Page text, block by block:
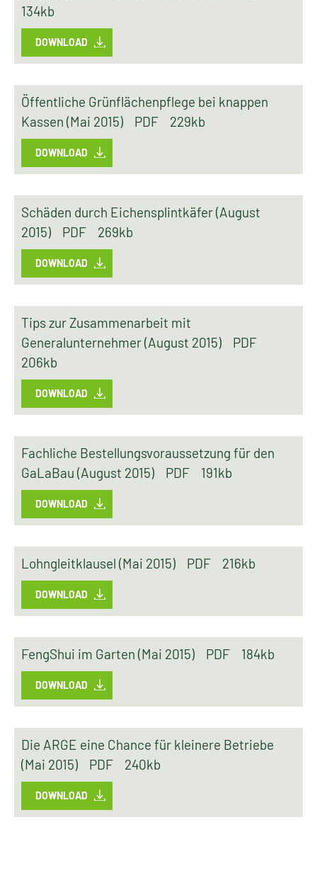
134kb
DOWNLOAD
Öffentliche Grünflächenpflege bei knappen
Kassen (Mai 2015) PDF 229kb
DOWNLOAD
Schäden durch Eichensplintkäfer (August
2015) PDF 269kb
DOWNLOAD
Tips zur Zusammenarbeit mit
Generalunternehmer (August 2015) PDF
206kb
DOWNLOAD
Fachliche Bestellungsvoraussetzung für den
GaLaBau (August 2015) PDF 191kb
DOWNLOAD
Lohngleitklausel (Mai 2015) PDF 216kb
DOWNLOAD
FengShui im Garten (Mai 2015) PDF 184kb
DOWNLOAD
Die ARGE eine Chance für kleinere Betriebe
(Mai 2015) PDF 240kb
DOWNLOAD